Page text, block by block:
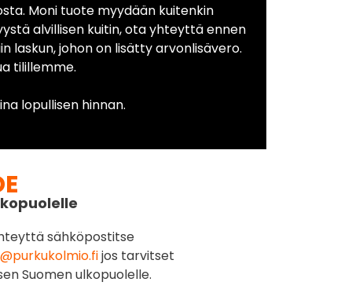
Moni tuote myydään kuitenkin
alvillisen kuitin, ota yhteyttä ennen
laskun, johon on lisätty arvonlisävero.
tilillemme.
lopullisen hinnan.
sähköpostitse
jos tarvitset
Suomen ulkopuolelle.